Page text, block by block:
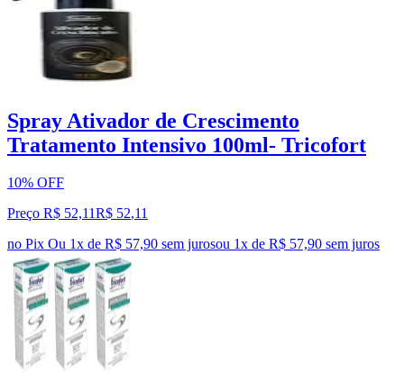
Spray Ativador de Crescimento
Tratamento Intensivo 100ml- Tricofort
10% OFF
Preço R$ 52,11R$ 52,11
no Pix Ou 1x de R$ 57,90 sem jurosou 1x de R$ 57,90 sem juros